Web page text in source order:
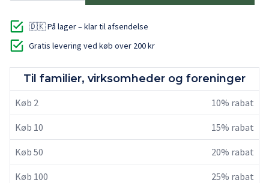
🇩🇰 På lager – klar til afsendelse
Gratis levering ved køb over 200 kr
Til familier, virksomheder og foreninger
Køb 2 10% rabat
Køb 10 15% rabat
Køb 50 20% rabat
Køb 100 25% rabat